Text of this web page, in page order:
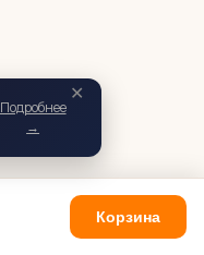
✕
Подробнее
→
Корзина